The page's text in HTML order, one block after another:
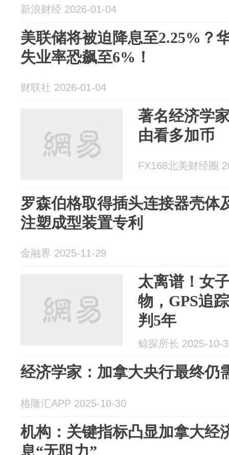
新浪财经 2026-01-04
美联储将被迫降息至2.25%？
失业率恐飙至6%！
财联社 2026-01-04
著名经济学
由看多加币
FX168北美财经圈
罗森伯格取得插头连接器壳体
注塑成型装置专利
金融界 2025-11-29
太离谱！女
物，GPS追
判5年
鲸探所长 2025-10-
经济学家：加拿大央行最终仍
格隆汇APP 2025-10-30
机构：关键指标凸显加拿大经
息“无阻力”